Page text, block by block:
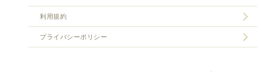
利用規約
プライバシーポリシー